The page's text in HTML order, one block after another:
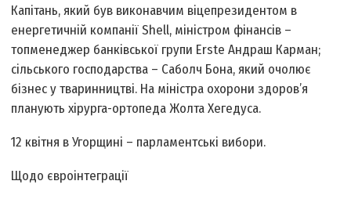
Капітань, який був виконавчим віцепрезидентом в
енергетичній компанії Shell, міністром фінансів –
топменеджер банківської групи Erste Андраш Карман;
сільського господарства – Саболч Бона, який очолює
бізнес у тваринництві. На міністра охорони здоров’я
планують хірурга-ортопеда Жолта Хегедуса.
12 квітня в Угорщині – парламентські вибори.
Щодо євроінтеграції